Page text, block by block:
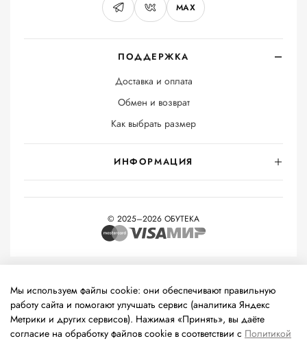
ПОДДЕРЖКА
Доставка и оплата
Обмен и возврат
Как выбрать размер
ИНФОРМАЦИЯ
MAX
© 2025–2026 ОБУТЕКА
технологии
(информационные технологии предоставления
информации на основе сбора, систематизации и анализа
сведений, относящихся к предпочтениям пользователей сети
«Интернет», находящихся на территории Российской
Мы используем файлы cookie: они обеспечивают правильную
работу сайта и помогают улучшать сервис (аналитика Яндекс
Метрики и других сервисов). Нажимая «Принять», вы даёте
согласие на обработку файлов cookie в соответствии с Политикой